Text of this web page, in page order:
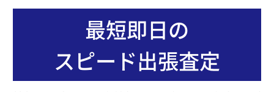
最短即日の
スピード出張査定